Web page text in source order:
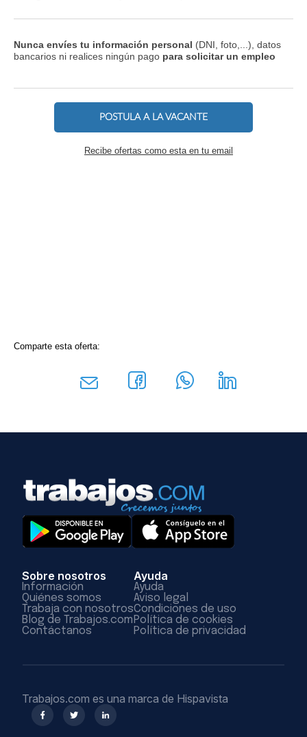
Nunca envíes tu información personal (DNI, foto,...), datos
bancarios ni realices ningún pago para solicitar un empleo
POSTULA A LA VACANTE
Recibe ofertas como esta en tu email
Comparte esta oferta:
Sobre nosotros
Información
Quiénes somos
Trabaja con nosotros
Blog de Trabajos.com
Contáctanos
Ayuda
Ayuda
Aviso legal
Condiciones de uso
Política de cookies
Política de privacidad
Trabajos.com es una marca de Hispavista